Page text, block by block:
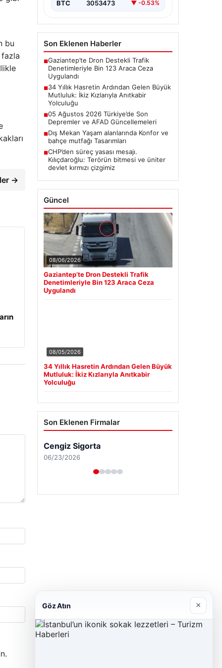
bu
→
BTC 3053473 ▼ -0.53%
Son Eklenen Haberler
■Gaziantep’te Dron Destekli Trafik
Denetimleriyle Bin 123 Araca Ceza
Uygulandı
■34 Yıllık Hasretin Ardından Gelen Büyük
Mutluluk: İkiz Kızlarıyla Anıtkabir
Yolculuğu
■05 Ağustos 2026 Türkiye’de Son
Depremler ve AFAD Güncellemeleri
■Dış Mekan Yaşam alanlarında Konfor ve
bahçe mutfağı Tasarımları
■CHP’den süreç yasası mesajı.
Kılıçdaroğlu: Terörün bitmesi ve üniter
devlet kırmızı çizgimiz
Güncel
08/06/2026
Gaziantep’te Dron Destekli Trafik
Denetimleriyle Bin 123 Araca Ceza
Uygulandı
08/05/2026
34 Yıllık Hasretin Ardından Gelen Büyük
Mutluluk: İkiz Kızlarıyla Anıtkabir
Yolculuğu
Son Eklenen Firmalar
Cengiz Sigorta
06/23/2026
Göz Atın ×